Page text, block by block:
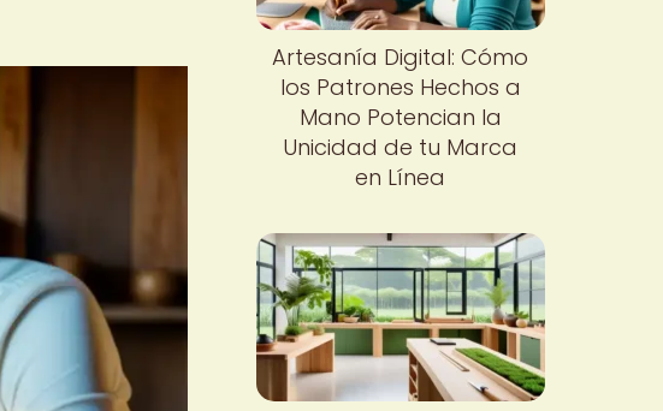
Artesanía Digital: Cómo
los Patrones Hechos a
Mano Potencian la
Unicidad de tu Marca
en Línea